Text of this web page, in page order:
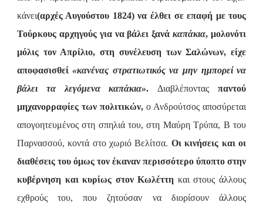
κάνει(αρχές Αυγούστου 1824) να έλθει σε επαφή με τους
Τούρκους αρχηγούς για να βάλει ξανάκαπάκια, μολονότι
μόλις τον Απρίλιο, στη συνέλευση των Σαλώνων, είχε
αποφασισθεί«κανένας στρατιωτικός να μην ημπορεί να
βάλει τα λεγόμενα καπάκια». Διαβλέποντας
παντού
μηχανορραφίες των πολιτικών, ο Ανδρούτσος αποσύρεται
απογοητευμένος στη σπηλιά του, στη Μαύρη Τρύπα, Β του
Παρνασσού, κοντά στο χωριό Βελίτσα. Οι κινήσεις και οι
διαθέσεις του όμως τον έκαναν περισσότερο ύποπτο στην
κυβέρνηση και κυρίως στον Κωλέττη και στους άλλους
εχθρούς του, που ζητούσαν να διορίσουν άλλους